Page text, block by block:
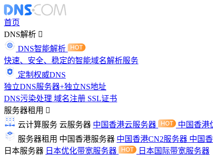
首页
DNS解析
DNS智能解析
快速、安全、稳定的智能域名解析服务
定制权威DNS
独立DNS服务器+独立NS地址
DNS污染处理 域名注册 SSL证书
服务器租用
云计算服务 云服务器 中国香港云服务器 中国香港
服务器租用 中国香港服务器 中国香港CN2服务器 中国
日本服务器 日本优化带宽服务器
日本国际带宽服务器